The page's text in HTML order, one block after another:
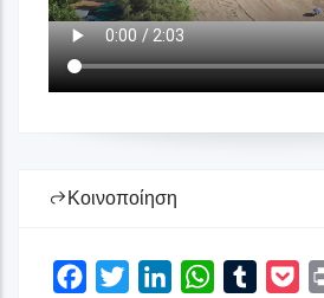
Κοινοποίηση
FacebookTwitterLinkedInWhatsAppTumblr